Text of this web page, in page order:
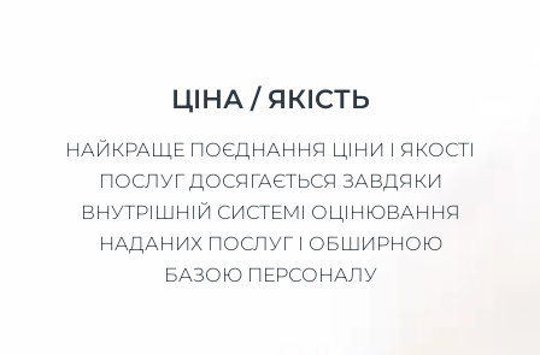
ЦІНА / ЯКІСТЬ
НАЙКРАЩЕ ПОЄДНАННЯ ЦІНИ І ЯКОСТІ
ПОСЛУГ ДОСЯГАЄТЬСЯ ЗАВДЯКИ
ВНУТРІШНІЙ СИСТЕМІ ОЦІНЮВАННЯ
НАДАНИХ ПОСЛУГ І ОБШИРНОЮ
БАЗОЮ ПЕРСОНАЛУ